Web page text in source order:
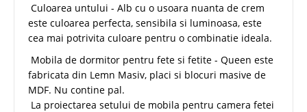
Culoarea untului - Alb cu o usoara nuanta de crem
este culoarea perfecta, sensibila si luminoasa, este
cea mai potrivita culoare pentru o combinatie ideala.
Mobila de dormitor pentru fete si fetite - Queen este
fabricata din Lemn Masiv, placi si blocuri masive de
MDF. Nu contine pal.
La proiectarea setului de mobila pentru camera fetei